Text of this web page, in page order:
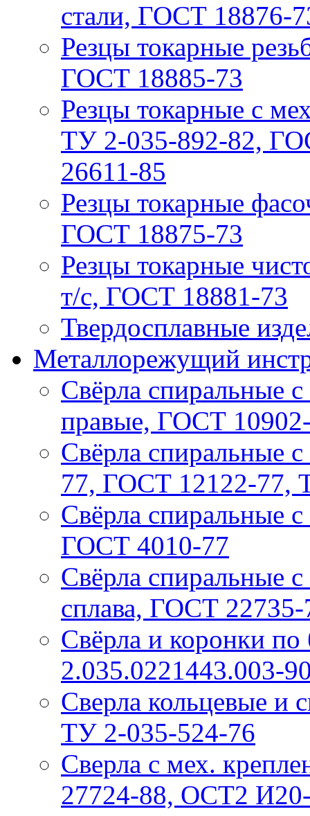
стали, ГОСТ 18876-
Резцы токарные
ГОСТ 18885-73
Резцы токарные с
ТУ 2-035-892-82,
26611-85
Резцы токарные
ГОСТ 18875-73
Резцы токарные
т/с, ГОСТ 18881-73
Твердосплавные
Металлорежущий
Свёрла спиральные
правые, ГОСТ
Свёрла спиральные
77, ГОСТ 12122-77,
Свёрла
ГОСТ 4010-77
Свёрла спиральные
сплава, ГОСТ 22735-
Свёрла и коронки
2.035.0221443.003-
Сверла кольцевые и
ТУ 2-035-524-76
Сверла с мех.
27724-88, ОСТ2